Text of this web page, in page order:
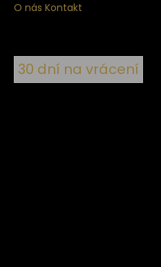
O nás Kontakt
30 dní na vrácení